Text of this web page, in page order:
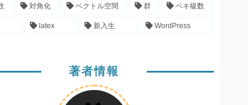
対角化 ベクトル空間 群 ベキ級数
latex 新入生 WordPress
著者情報